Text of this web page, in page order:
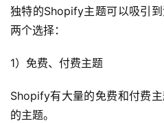
独特的Shopify主题可以吸引
两个选择：
1）免费、付费主题
Shopify有大量的免费和付费
的主题。